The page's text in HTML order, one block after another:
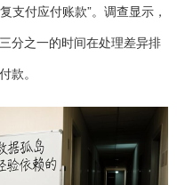
支付应付账款”。调查显示，
分之一的时间在处理差异排
款。